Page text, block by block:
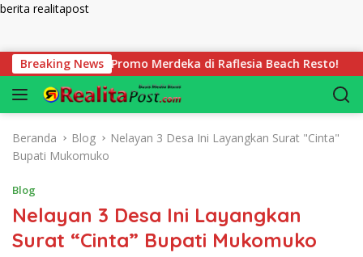
berita realitapost
Breaking News
Serbu Promo Merdeka di Raflesia Beach Resto!
Beranda Blog
Nelayan 3 Desa Ini Layangkan Surat "Cinta"
Bupati Mukomuko
Blog
Nelayan 3 Desa Ini Layangkan
Surat “Cinta” Bupati Mukomuko